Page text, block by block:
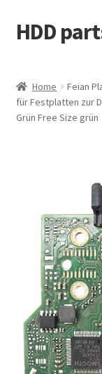
Skip
to
Skip
to
HDD
Contact us
Home
Feian
für Festplatten zur
Grün Free Size grün